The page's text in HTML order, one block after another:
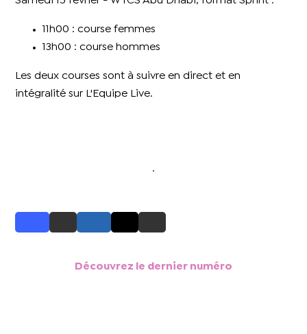
11h00 : course femmes
13h00 : course hommes
Les deux courses sont à suivre en direct et en
intégralité sur L'Equipe Live.
.
Découvrez le dernier numéro